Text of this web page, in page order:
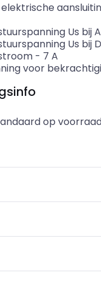
Us bij
Us bij
- 7 A
voor
op